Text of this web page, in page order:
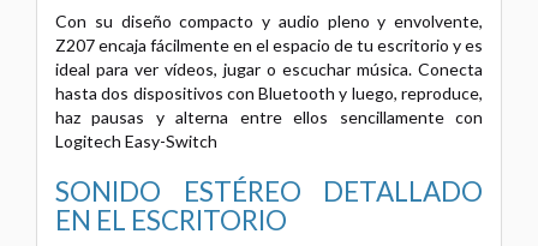
Con su diseño compacto y audio pleno y envolvente,
Z207 encaja fácilmente en el espacio de tu escritorio y es
ideal para ver vídeos, jugar o escuchar música. Conecta
hasta dos dispositivos con Bluetooth y luego, reproduce,
haz pausas y alterna entre ellos sencillamente con
Logitech Easy-Switch
SONIDO ESTÉREO DETALLADO
EN EL ESCRITORIO